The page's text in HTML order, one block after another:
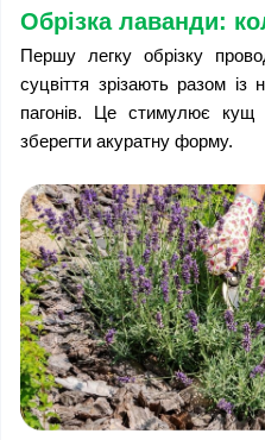
Обрізка лаванди:
Першу легку обрізку
суцвіття зрізають разом
пагонів. Це стимулює кущ
зберегти акуратну форму.